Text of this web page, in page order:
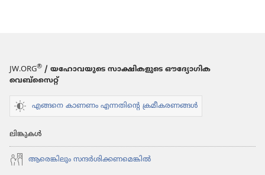
JW.ORG® / യഹോവയുടെ സാക്ഷികളുടെ ഔദ്യോഗിക
വെബ്സൈറ്റ്
എങ്ങനെ കാണണം എന്നതിന്റെ ക്രമീകരണങ്ങൾ
ലിങ്കുകൾ
ആരെങ്കി​ലും സന്ദർശി​ക്ക​ണ​മെ​ങ്കിൽ